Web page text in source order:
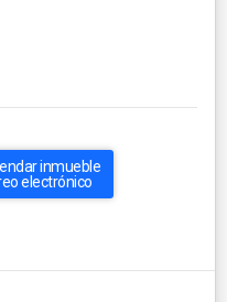
inmueble
electrónico